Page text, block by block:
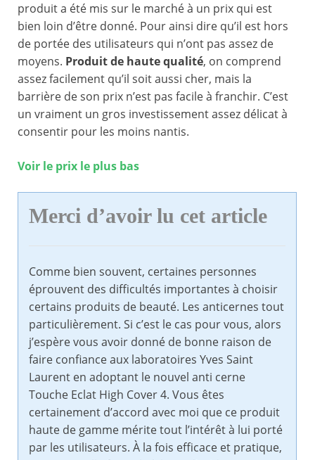
produit a été mis sur le marché à un prix qui est
bien loin d’être donné. Pour ainsi dire qu’il est hors
de portée des utilisateurs qui n’ont pas assez de
moyens. Produit de haute qualité, on comprend
assez facilement qu’il soit aussi cher, mais la
barrière de son prix n’est pas facile à franchir. C’est
un vraiment un gros investissement assez délicat à
consentir pour les moins nantis.
Voir le prix le plus bas
Merci d’avoir lu cet article
Comme bien souvent, certaines personnes
éprouvent des difficultés importantes à choisir
certains produits de beauté. Les anticernes tout
particulièrement. Si c’est le cas pour vous, alors
j’espère vous avoir donné de bonne raison de
faire confiance aux laboratoires Yves Saint
Laurent en adoptant le nouvel anti cerne
Touche Eclat High Cover 4. Vous êtes
certainement d’accord avec moi que ce produit
haute de gamme mérite tout l’intérêt à lui porté
par les utilisateurs. À la fois efficace et pratique,